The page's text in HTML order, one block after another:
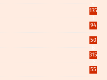
4
135
1
94
50
8
315
2
55